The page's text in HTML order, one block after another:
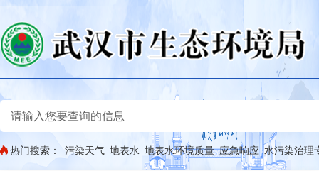
热门搜索： 污染天气 地表水 地表水环境质量 应急响应 水污染治理